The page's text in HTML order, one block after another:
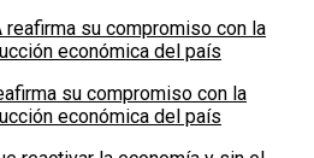
su compromiso con la
económica del país